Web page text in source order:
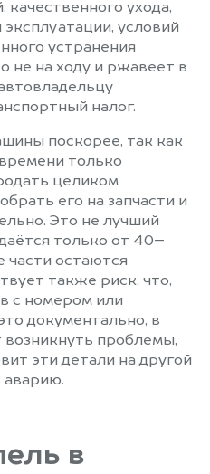
качественного ухода,
условий
устранения
не на ходу и ржавеет в
налог.
поскорее, так как
только
целиком
его на запчасти и
Это не лучший
только от 40–
части остаются
также риск, что,
с номером или
документально, в
проблемы,
эти детали на другой
аварию.
в